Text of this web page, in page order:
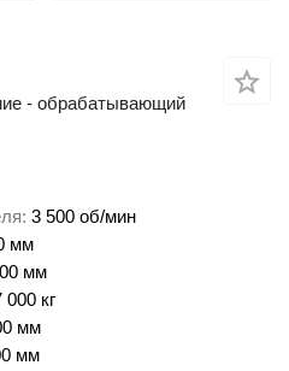
- обрабатывающий
3 500 об/мин
мм
мм
000 кг
мм
мм